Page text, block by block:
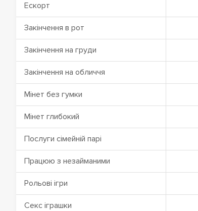
Ескорт
Закінчення в рот
Закінчення на груди
Закінчення на обличчя
Мінет без гумки
Мінет глибокий
Послуги сімейній парі
Працюю з незайманими
Рольові ігри
Секс іграшки